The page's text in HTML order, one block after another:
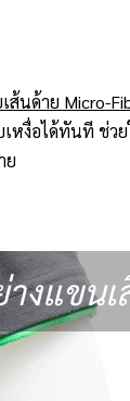
ส้นด้าย Micro-
หงื่อได้ทันที ช่วย
ย
งแขนเ